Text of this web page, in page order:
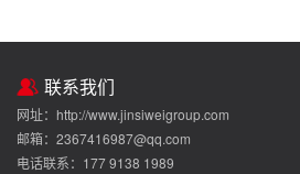
联系我们
网址：http://www.jinsiweigroup.com
邮箱：2367416987@qq.com
电话联系：177 9138 1989